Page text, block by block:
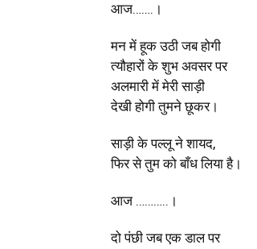
आज…….।
मन में हूक उठी जब होगी
त्यौहारों के शुभ अवसर पर
अलमारी में मेरी साड़ी
देखी होगी तुमने छूकर।
साड़ी के पल्लू ने शायद,
फिर से तुम को बाँध लिया है।
आज ………..।
दो पंछी जब एक डाल पर